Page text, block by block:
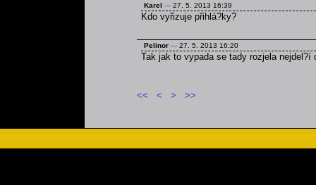
Karel --- 27. 5. 2013 16:39
Kdo vyřizuje přihlá?ky?
Pelinor --- 27. 5. 2013 16:20
Tak jak to vypada se tady rozjela nejdel?í
<< < > >>